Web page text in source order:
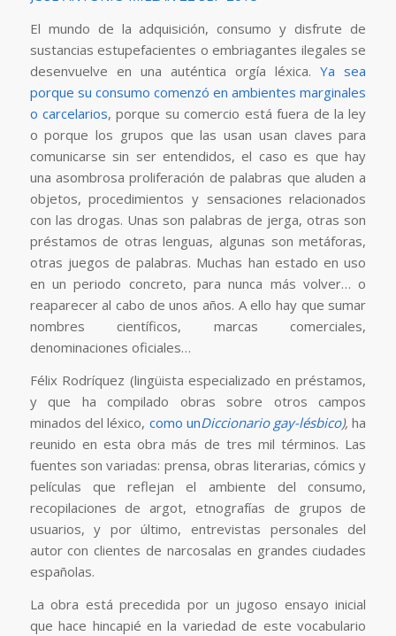
El mundo de la adquisición, consumo y disfrute de
sustancias estupefacientes o embriagantes ilegales se
desenvuelve en una auténtica orgía léxica.Ya sea
porque su consumo comenzó en ambientes marginales
o carcelarios, porque su comercio está fuera de la ley
o porque los grupos que las usan usan claves para
comunicarse sin ser entendidos, el caso es que hay
una asombrosa proliferación de palabras que aluden a
objetos, procedimientos y sensaciones relacionados
con las drogas. Unas son palabras de jerga, otras son
préstamos de otras lenguas, algunas son metáforas,
otras juegos de palabras. Muchas han estado en uso
en un periodo concreto, para nunca más volver… o
reaparecer al cabo de unos años. A ello hay que sumar
nombres científicos, marcas comerciales,
denominaciones oficiales…
Félix Rodríquez (lingüista especializado en préstamos,
y que ha compilado obras sobre otros campos
minados del léxico, como unDiccionario gay-lésbico), ha
reunido en esta obra más de tres mil términos. Las
fuentes son variadas: prensa, obras literarias, cómics y
películas que reflejan el ambiente del consumo,
recopilaciones de argot, etnografías de grupos de
usuarios, y por último, entrevistas personales del
autor con clientes de narcosalas en grandes ciudades
españolas.
La obra está precedida por un jugoso ensayo inicial
que hace hincapié en la variedad de este vocabulario